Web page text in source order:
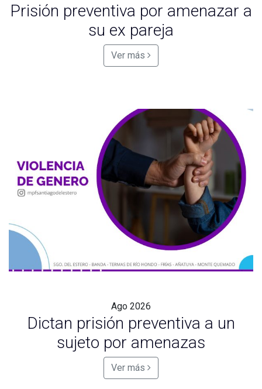
Prisión preventiva por amenazar a
su ex pareja
Ver más
Ago 2026
Dictan prisión preventiva a un
sujeto por amenazas
Ver más